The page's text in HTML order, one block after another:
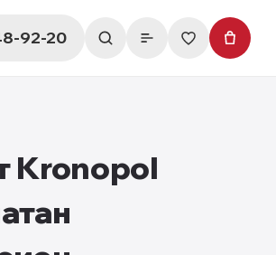
92-20
Kronopol